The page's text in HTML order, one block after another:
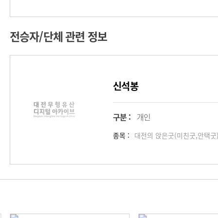
전승자/단체 관련 정보
신석봉
구분 : 개인
종목 : 대전의 앉은굿(미친굿,안택